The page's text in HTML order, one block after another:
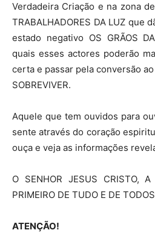
Verdadeira Criação e na zona
TRABALHADORES DA LUZ que
estado negativo OS GRÃOS
quais esses actores poderão
certa e passar pela conversão
SOBREVIVER.
Aquele que tem ouvidos para
sente através do coração
ouça e veja as informações
O SENHOR JESUS CRISTO,
PRIMEIRO DE TUDO E DE
ATENÇÃO!